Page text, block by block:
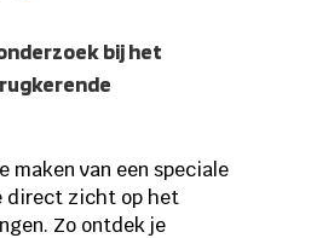
bij het
maken van een speciale
direct zicht op het
Zo ontdek je